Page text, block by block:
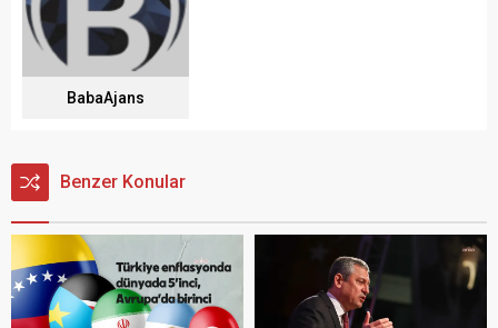
BabaAjans
Benzer Konular